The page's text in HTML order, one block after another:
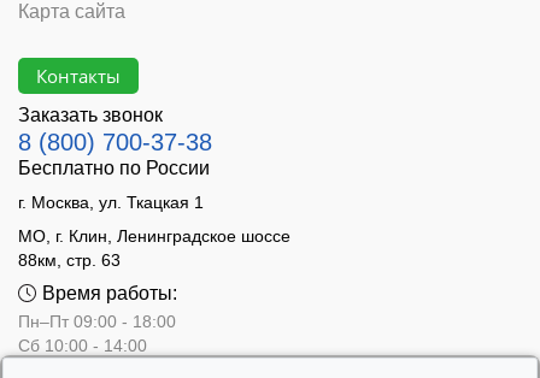
Карта сайта
Контакты
Заказать звонок
8 (800) 700-37-38
Бесплатно по России
г. Москва, ул. Ткацкая 1
МО, г. Клин, Ленинградское шоссе
88км, стр. 63
Время работы:
Пн–Пт 09:00 - 18:00
Сб 10:00 - 14:00